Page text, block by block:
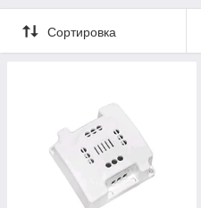
Сортировка